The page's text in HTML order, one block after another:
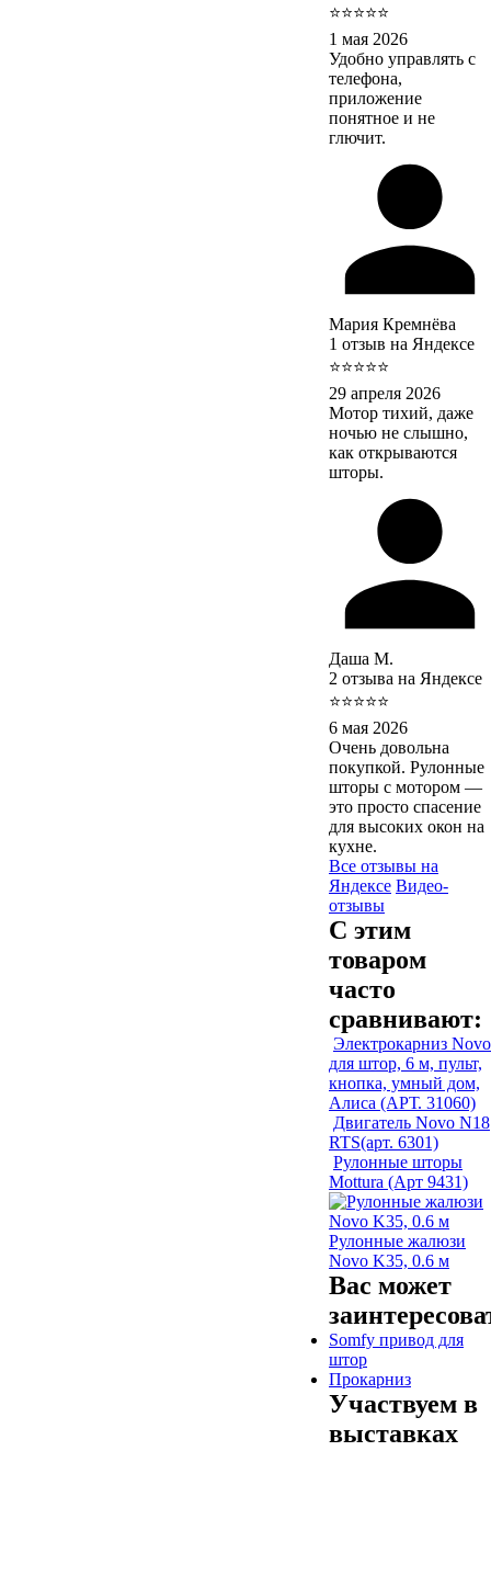
⭐⭐⭐⭐⭐
1 мая 2026
Удобно управлять с
телефона,
приложение
понятное и не
глючит.
Мария Кремнёва
1 отзыв на Яндексе
⭐⭐⭐⭐⭐
29 апреля 2026
Мотор тихий, даже
ночью не слышно,
как открываются
шторы.
Даша М.
2 отзыва на Яндексе
⭐⭐⭐⭐⭐
6 мая 2026
Очень довольна
покупкой. Рулонные
шторы с мотором —
это просто спасение
для высоких окон на
кухне.
Все отзывы на
Яндексе Видео-
отзывы
С этим
товаром
часто
сравнивают:
Электрокарниз Novo
для штор, 6 м, пульт,
кнопка, умный дом,
Алиса (АРТ. 31060)
Двигатель Novo N18
RTS(арт. 6301)
Рулонные шторы
Mottura (Арт 9431)
Рулонные жалюзи
Novo K35, 0.6 м
Вас может
Somfy привод для
штор
Прокарниз
Участвуем в
выставках